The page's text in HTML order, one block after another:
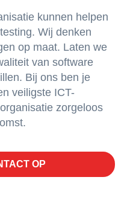
kunnen helpen
Wij denken
op maat. Laten we
van software
Bij ons ben je
veiligste ICT-
zorgeloos
OP